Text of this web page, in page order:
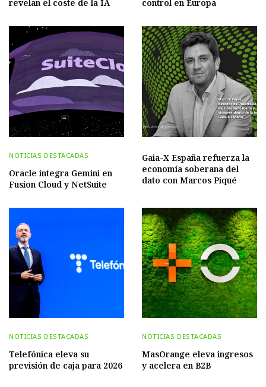
revelan el coste de la IA control en Europa
NOTICIAS DESTACADAS
Oracle integra Gemini en
Fusion Cloud y NetSuite
Gaia-X España refuerza la
economía soberana del
dato con Marcos Piqué
NOTICIAS DESTACADAS
Telefónica eleva su
previsión de caja para 2026
NOTICIAS DESTACADAS
MasOrange eleva ingresos
y acelera en B2B